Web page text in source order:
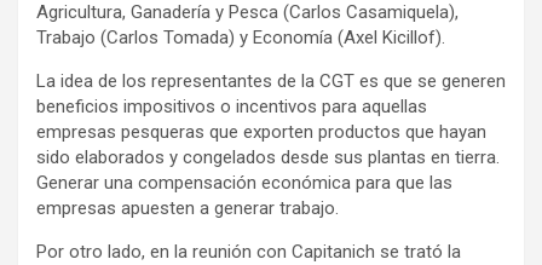
Agricultura, Ganadería y Pesca (Carlos Casamiquela),
Trabajo (Carlos Tomada) y Economía (Axel Kicillof).
La idea de los representantes de la CGT es que se generen
beneficios impositivos o incentivos para aquellas
empresas pesqueras que exporten productos que hayan
sido elaborados y congelados desde sus plantas en tierra.
Generar una compensación económica para que las
empresas apuesten a generar trabajo.
Por otro lado, en la reunión con Capitanich se trató la